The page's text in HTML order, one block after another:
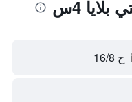
4س
ح 16/8